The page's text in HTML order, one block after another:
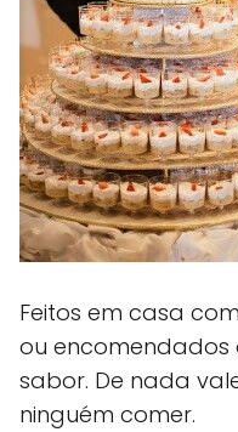
Feitos em casa
ou encomendados
sabor. De nada
ninguém comer.